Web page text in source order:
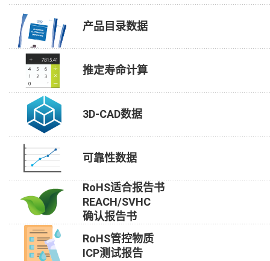
产品目录数据
推定寿命计算
3D-CAD数据
可靠性数据
RoHS适合报告书
REACH/SVHC
确认报告书
RoHS管控物质
ICP测试报告